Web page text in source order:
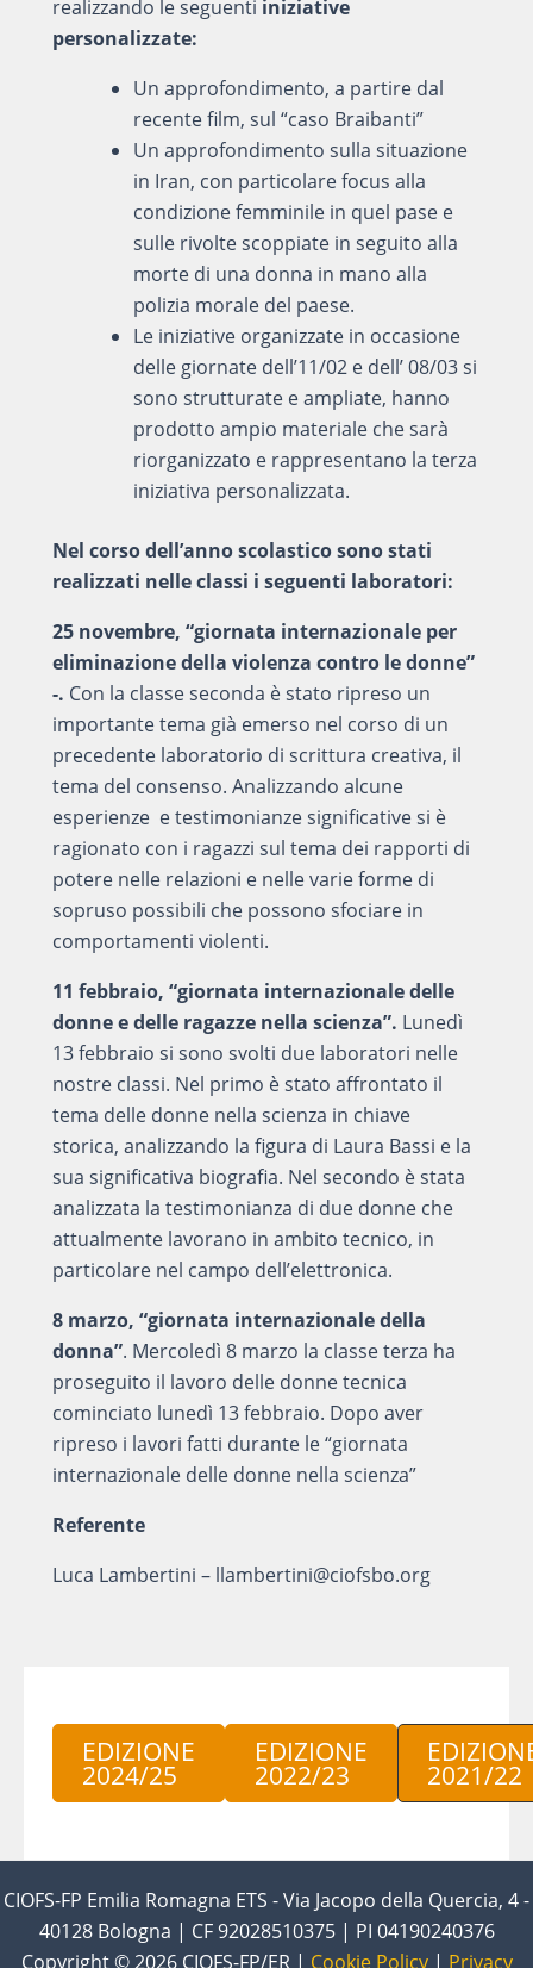
realizzando le seguenti iniziative
personalizzate:
Un approfondimento, a partire dal
recente film, sul “caso Braibanti”
Un approfondimento sulla situazione
in Iran, con particolare focus alla
condizione femminile in quel pase e
sulle rivolte scoppiate in seguito alla
morte di una donna in mano alla
polizia morale del paese.
Le iniziative organizzate in occasione
delle giornate dell’11/02 e dell’ 08/03 si
sono strutturate e ampliate, hanno
prodotto ampio materiale che sarà
riorganizzato e rappresentano la terza
iniziativa personalizzata.
Nel corso dell’anno scolastico sono stati
realizzati nelle classi i seguenti laboratori:
25 novembre, “giornata internazionale per
eliminazione della violenza contro le donne”
-. Con la classe seconda è stato ripreso un
importante tema già emerso nel corso di un
precedente laboratorio di scrittura creativa, il
tema del consenso. Analizzando alcune
esperienze e testimonianze significative si è
ragionato con i ragazzi sul tema dei rapporti di
potere nelle relazioni e nelle varie forme di
sopruso possibili che possono sfociare in
comportamenti violenti.
11 febbraio, “giornata internazionale delle
donne e delle ragazze nella scienza”. Lunedì
13 febbraio si sono svolti due laboratori nelle
nostre classi. Nel primo è stato affrontato il
tema delle donne nella scienza in chiave
storica, analizzando la figura di Laura Bassi e la
sua significativa biografia. Nel secondo è stata
analizzata la testimonianza di due donne che
attualmente lavorano in ambito tecnico, in
particolare nel campo dell’elettronica.
8 marzo, “giornata internazionale della
donna”. Mercoledì 8 marzo la classe terza ha
proseguito il lavoro delle donne tecnica
cominciato lunedì 13 febbraio. Dopo aver
ripreso i lavori fatti durante le “giornata
internazionale delle donne nella scienza”
Referente
Luca Lambertini – llambertini@ciofsbo.org
EDIZIONE
2024/25
EDIZIONE
2022/23 2021/22
CIOFS-FP Emilia Romagna ETS - Via Jacopo della Quercia, 4 -
40128 Bologna | CF 92028510375 | PI 04190240376
Copyright © 2026 CIOFS-FP/ER | Cookie Policy| Privacy